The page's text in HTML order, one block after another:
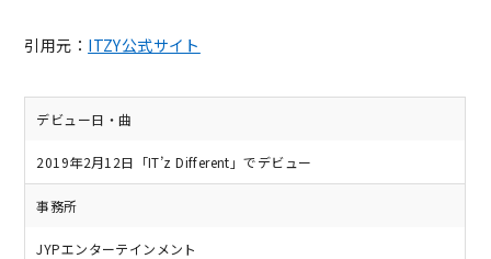
引用元： ITZY公式サイト
デビュー日・曲
2019年2月12日「IT’z Different」でデビュー
事務所
JYPエンターテインメント